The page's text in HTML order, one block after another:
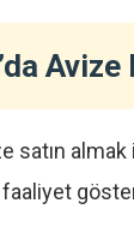
Avize
satın